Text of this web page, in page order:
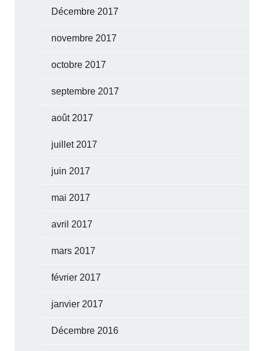
Décembre 2017
novembre 2017
octobre 2017
septembre 2017
août 2017
juillet 2017
juin 2017
mai 2017
avril 2017
mars 2017
février 2017
janvier 2017
Décembre 2016